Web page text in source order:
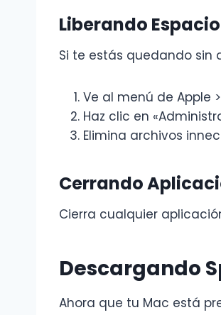
Liberando
Si te estás quedando sin
Ve al menú de Apple
Haz clic en
Elimina archivos
Cerrando
Cierra cualquier
Descargando
Ahora que tu Mac está